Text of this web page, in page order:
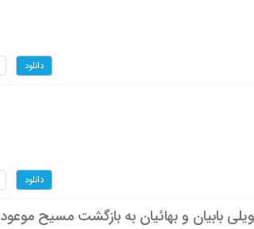
دانلود
دانلود
بابیان و بهائیان به بازگشت مسیح موعود